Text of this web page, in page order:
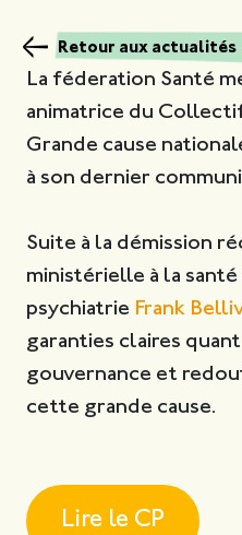
Retour aux actualités
La féderation Santé
animatrice du
Grande cause
à son dernier
Suite à la démission
ministérielle à la
psychiatrie Frank
garanties claires
gouvernance et
cette grande cause.
Lire le CP